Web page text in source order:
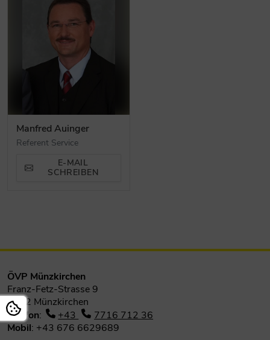
Manfred Auinger
Referent Service
E-MAIL
SCHREIBEN
ÖVP Münzkirchen
Franz-Fetz-Strasse 9
4792 Münzkirchen
Telefon: +43
7716 712 36
Mobil: +43 676 6629689